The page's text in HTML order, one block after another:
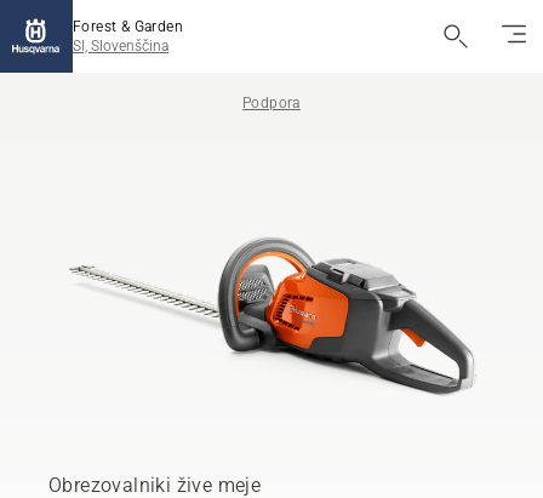
Forest & Garden
SI, Slovenščina
Podpora
Obrezovalniki žive meje